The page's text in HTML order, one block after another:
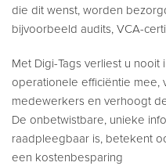
die dit wenst, worden
bijvoorbeeld audits, VCA-
Met Digi-Tags verliest u
operationele efficiëntie mee,
medewerkers en verhoogt
De onbetwistbare, unieke
raadpleegbaar is, betekent
een kostenbesparing